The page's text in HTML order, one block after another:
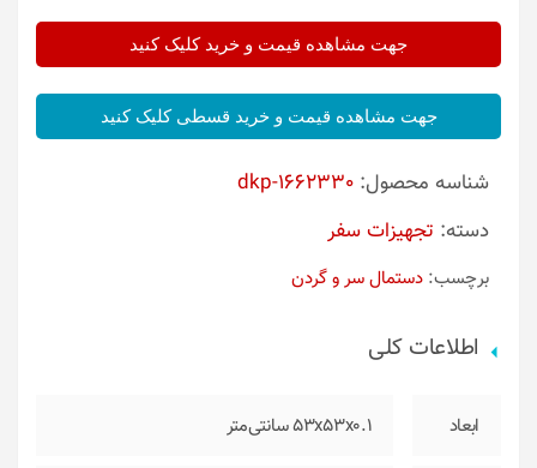
جهت مشاهده قیمت و خرید کلیک کنید
جهت مشاهده قیمت و خرید قسطی کلیک کنید
شناسه محصول: dkp-1662330
دسته: تجهیزات سفر
برچسب: دستمال سر و گردن
اطلاعات کلی
ابعاد 53x53x0.1 سانتی‌متر